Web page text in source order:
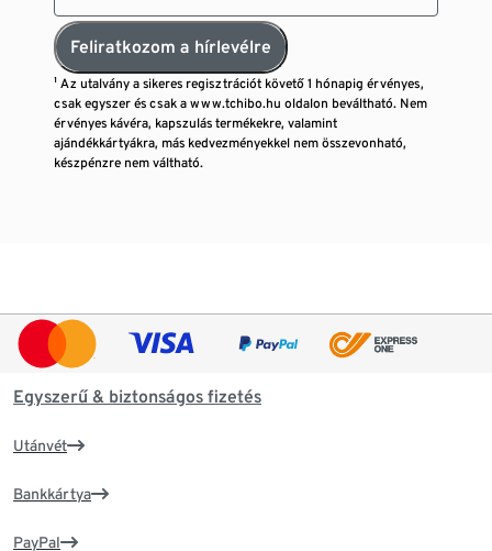
Feliratkozom a hírlevélre
¹ Az utalvány a sikeres regisztrációt követő 1 hónapig érvényes,
csak egyszer és csak a www.tchibo.hu oldalon beváltható. Nem
érvényes kávéra, kapszulás termékekre, valamint
ajándékkártyákra, más kedvezményekkel nem összevonható,
készpénzre nem váltható.
Egyszerű & biztonságos fizetés
Utánvét
Bankkártya
PayPal